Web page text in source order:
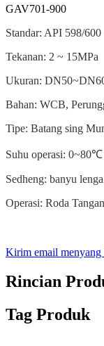
GAV701-900
Standar: API 598/600
Tekanan: 2 ~ 15MPa
Ukuran:
Bahan: WCB,
Tipe: Batang sing
Suhu operasi: 0~80℃
Sedheng: banyu
Operasi: Roda
Kirim email menyang
Rincian
Tag Produk